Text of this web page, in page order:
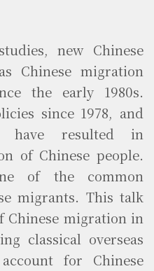
new Chinese
Chinese migration
the early 1980s.
since 1978, and
have resulted in
of Chinese people.
of the common
migrants. This talk
Chinese migration in
classical overseas
for Chinese